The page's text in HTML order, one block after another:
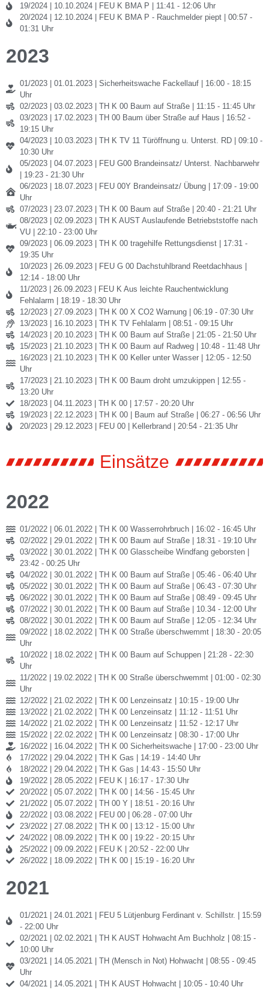
19/2024 | 10.10.2024 | FEU K BMA P | 11:41 - 12:06 Uhr
20/2024 | 12.10.2024 | FEU K BMA P - Rauchmelder piept | 00:57 -
01:31 Uhr
2023
01/2023 | 01.01.2023 | Sicherheitswache Fackellauf | 16:00 - 18:15
Uhr
02/2023 | 03.02.2023 | TH K 00 Baum auf Straße | 11:15 - 11:45 Uhr
03/2023 | 17.02.2023 | TH 00 Baum über Straße auf Haus | 16:52 -
19:15 Uhr
04/2023 | 10.03.2023 | TH K TV 11 Türöffnung u. Unterst. RD | 09:10 -
10:30 Uhr
05/2023 | 04.07.2023 | FEU G00 Brandeinsatz/ Unterst. Nachbarwehr
| 19:23 - 21:30 Uhr
06/2023 | 18.07.2023 | FEU 00Y Brandeinsatz/ Übung | 17:09 - 19:00
Uhr
07/2023 | 23.07.2023 | TH K 00 Baum auf Straße | 20:40 - 21:21 Uhr
08/2023 | 02.09.2023 | TH K AUST Auslaufende Betriebststoffe nach
VU | 22:10 - 23:00 Uhr
09/2023 | 06.09.2023 | TH K 00 tragehilfe Rettungsdienst | 17:31 -
19:35 Uhr
10/2023 | 26.09.2023 | FEU G 00 Dachstuhlbrand Reetdachhaus |
12:14 - 18:00 Uhr
11/2023 | 26.09.2023 | FEU K Aus leichte Rauchentwicklung
Fehlalarm | 18:19 - 18:30 Uhr
12/2023 | 27.09.2023 | TH K 00 X CO2 Warnung | 06:19 - 07:30 Uhr
13/2023 | 16.10.2023 | TH K TV Fehlalarm | 08:51 - 09:15 Uhr
14/2023 | 20.10.2023 | TH K 00 Baum auf Straße | 21:05 - 21:50 Uhr
15/2023 | 21.10.2023 | TH K 00 Baum auf Radweg | 10:48 - 11:48 Uhr
16/2023 | 21.10.2023 | TH K 00 Keller unter Wasser | 12:05 - 12:50
Uhr
17/2023 | 21.10.2023 | TH K 00 Baum droht umzukippen | 12:55 -
13:20 Uhr
18/2023 | 04.11.2023 | TH K 00 | 17:57 - 20:20 Uhr
19/2023 | 22.12.2023 | TH K 00 | Baum auf Straße | 06:27 - 06:56 Uhr
20/2023 | 29.12.2023 | FEU 00 | Kellerbrand | 20:54 - 21:35 Uhr
Einsätze
2022
01/2022 | 06.01.2022 | TH K 00 Wasserrohrbruch | 16:02 - 16:45 Uhr
02/2022 | 29.01.2022 | TH K 00 Baum auf Straße | 18:31 - 19:10 Uhr
03/2022 | 30.01.2022 | TH K 00 Glasscheibe Windfang geborsten |
23:42 - 00:25 Uhr
04/2022 | 30.01.2022 | TH K 00 Baum auf Straße | 05:46 - 06:40 Uhr
05/2022 | 30.01.2022 | TH K 00 Baum auf Straße | 06:43 - 07:30 Uhr
06/2022 | 30.01.2022 | TH K 00 Baum auf Straße | 08:49 - 09:45 Uhr
07/2022 | 30.01.2022 | TH K 00 Baum auf Straße | 10.34 - 12:00 Uhr
08/2022 | 30.01.2022 | TH K 00 Baum auf Straße | 12:05 - 12:34 Uhr
09/2022 | 18.02.2022 | TH K 00 Straße überschwemmt | 18:30 - 20:05
Uhr
10/2022 | 18.02.2022 | TH K 00 Baum auf Schuppen | 21:28 - 22:30
Uhr
11/2022 | 19.02.2022 | TH K 00 Straße überschwemmt | 01:00 - 02:30
Uhr
12/2022 | 21.02.2022 | TH K 00 Lenzeinsatz | 10:15 - 19:00 Uhr
13/2022 | 21.02.2022 | TH K 00 Lenzeinsatz | 11:12 - 11:51 Uhr
14/2022 | 21.02.2022 | TH K 00 Lenzeinsatz | 11:52 - 12:17 Uhr
15/2022 | 22.02.2022 | TH K 00 Lenzeinsatz | 08:30 - 17:00 Uhr
16/2022 | 16.04.2022 | TH K 00 Sicherheitswache | 17:00 - 23:00 Uhr
17/2022 | 29.04.2022 | TH K Gas | 14:19 - 14:40 Uhr
18/2022 | 29.04.2022 | TH K Gas | 14:43 - 15:50 Uhr
19/2022 | 28.05.2022 | FEU K | 16:17 - 17:30 Uhr
20/2022 | 05.07.2022 | TH K 00 | 14:56 - 15:45 Uhr
21/2022 | 05.07.2022 | TH 00 Y | 18:51 - 20:16 Uhr
22/2022 | 03.08.2022 | FEU 00 | 06:28 - 07:00 Uhr
23/2022 | 27.08.2022 | TH K 00 | 13:12 - 15:00 Uhr
24/2022 | 08.09.2022 | TH K 00 | 19:22 - 20:15 Uhr
25/2022 | 09.09.2022 | FEU K | 20:52 - 22:00 Uhr
26/2022 | 18.09.2022 | TH K 00 | 15:19 - 16:20 Uhr
2021
01/2021 | 24.01.2021 | FEU 5 Lütjenburg Ferdinant v. Schillstr. | 15:59
- 22:00 Uhr
02/2021 | 02.02.2021 | TH K AUST Hohwacht Am Buchholz | 08:15 -
10:00 Uhr
03/2021 | 14.05.2021 | TH (Mensch in Not) Hohwacht | 08:55 - 09:45
Uhr
04/2021 | 14.05.2021 | TH K AUST Hohwacht | 10:05 - 10:40 Uhr